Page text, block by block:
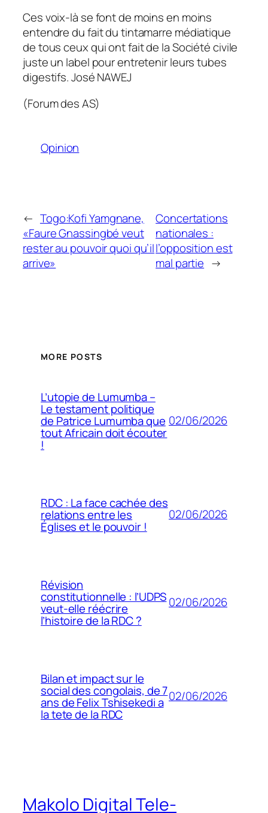
Ces voix-là se font de moins en moins
entendre du fait du tintamarre médiatique
de tous ceux qui ont fait de la Société civile
juste un label pour entretenir leurs tubes
digestifs. José NAWEJ
(Forum des AS)
Opinion
← Togo:Kofi Yamgnane,
«Faure Gnassingbé veut
rester au pouvoir quoi qu’il
arrive»
Concertations
nationales :
l’opposition est
mal partie →
MORE POSTS
L’utopie de Lumumba –
Le testament politique
de Patrice Lumumba que
tout Africain doit écouter
!
02/06/2026
RDC : La face cachée des
relations entre les
Églises et le pouvoir !
02/06/2026
Révision
constitutionnelle : l’UDPS
veut-elle réécrire
l’histoire de la RDC ?
02/06/2026
Bilan et impact sur le
social des congolais, de 7
ans de Felix Tshisekedi a
la tete de la RDC
02/06/2026
Makolo Digital Tele-